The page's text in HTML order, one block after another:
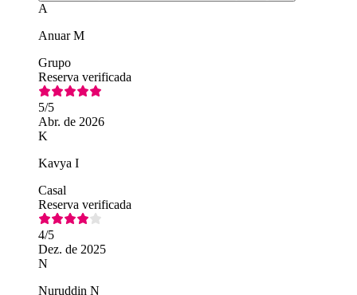
A
Anuar M
Grupo
Reserva verificada
5/5
Abr. de 2026
K
Kavya I
Casal
Reserva verificada
4/5
Dez. de 2025
N
Nuruddin N